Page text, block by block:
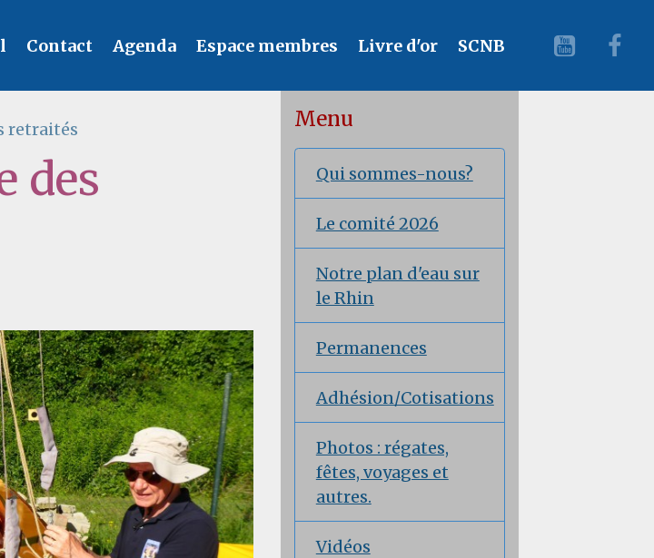
Contact Agenda Espace membres Livre d'or SCNB
retraités
des
Menu
Qui sommes-nous?
Le comité 2026
Notre plan d'eau sur
le Rhin
Permanences
Adhésion/Cotisations
Photos : régates,
fêtes, voyages et
autres.
Vidéos